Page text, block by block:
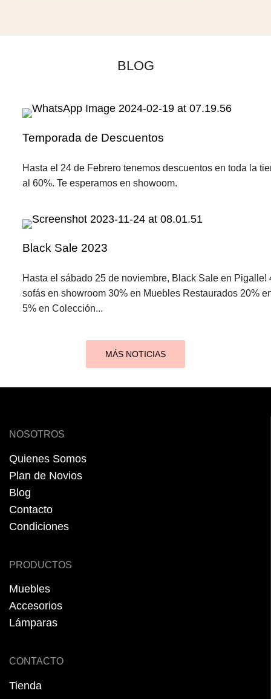
BLOG
Temporada de Descuentos
Hasta el 24 de Febrero tenemos descuentos en toda la
al 60%. Te esperamos en showoom.
Black Sale 2023
Hasta el sábado 25 de noviembre, Black Sale en Pigalle!
sofás en showroom 30% en Muebles Restaurados 20%
5% en Colección...
MÁS NOTICIAS
NOSOTROS
Quienes Somos
Plan de Novios
Blog
Contacto
Condiciones
PRODUCTOS
Muebles
Accesorios
Lámparas
CONTACTO
Tienda